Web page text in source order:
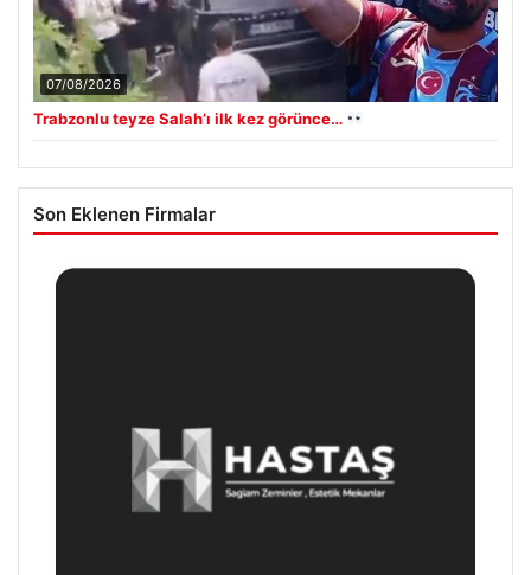
07/08/2026
Trabzonlu teyze Salah’ı ilk kez görünce…
Son Eklenen Firmalar